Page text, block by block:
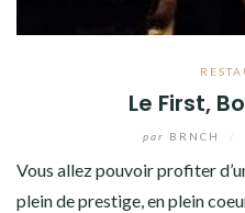
Le First,
par BRNCH
Vous allez pouvoir profiter
plein de prestige, en plein